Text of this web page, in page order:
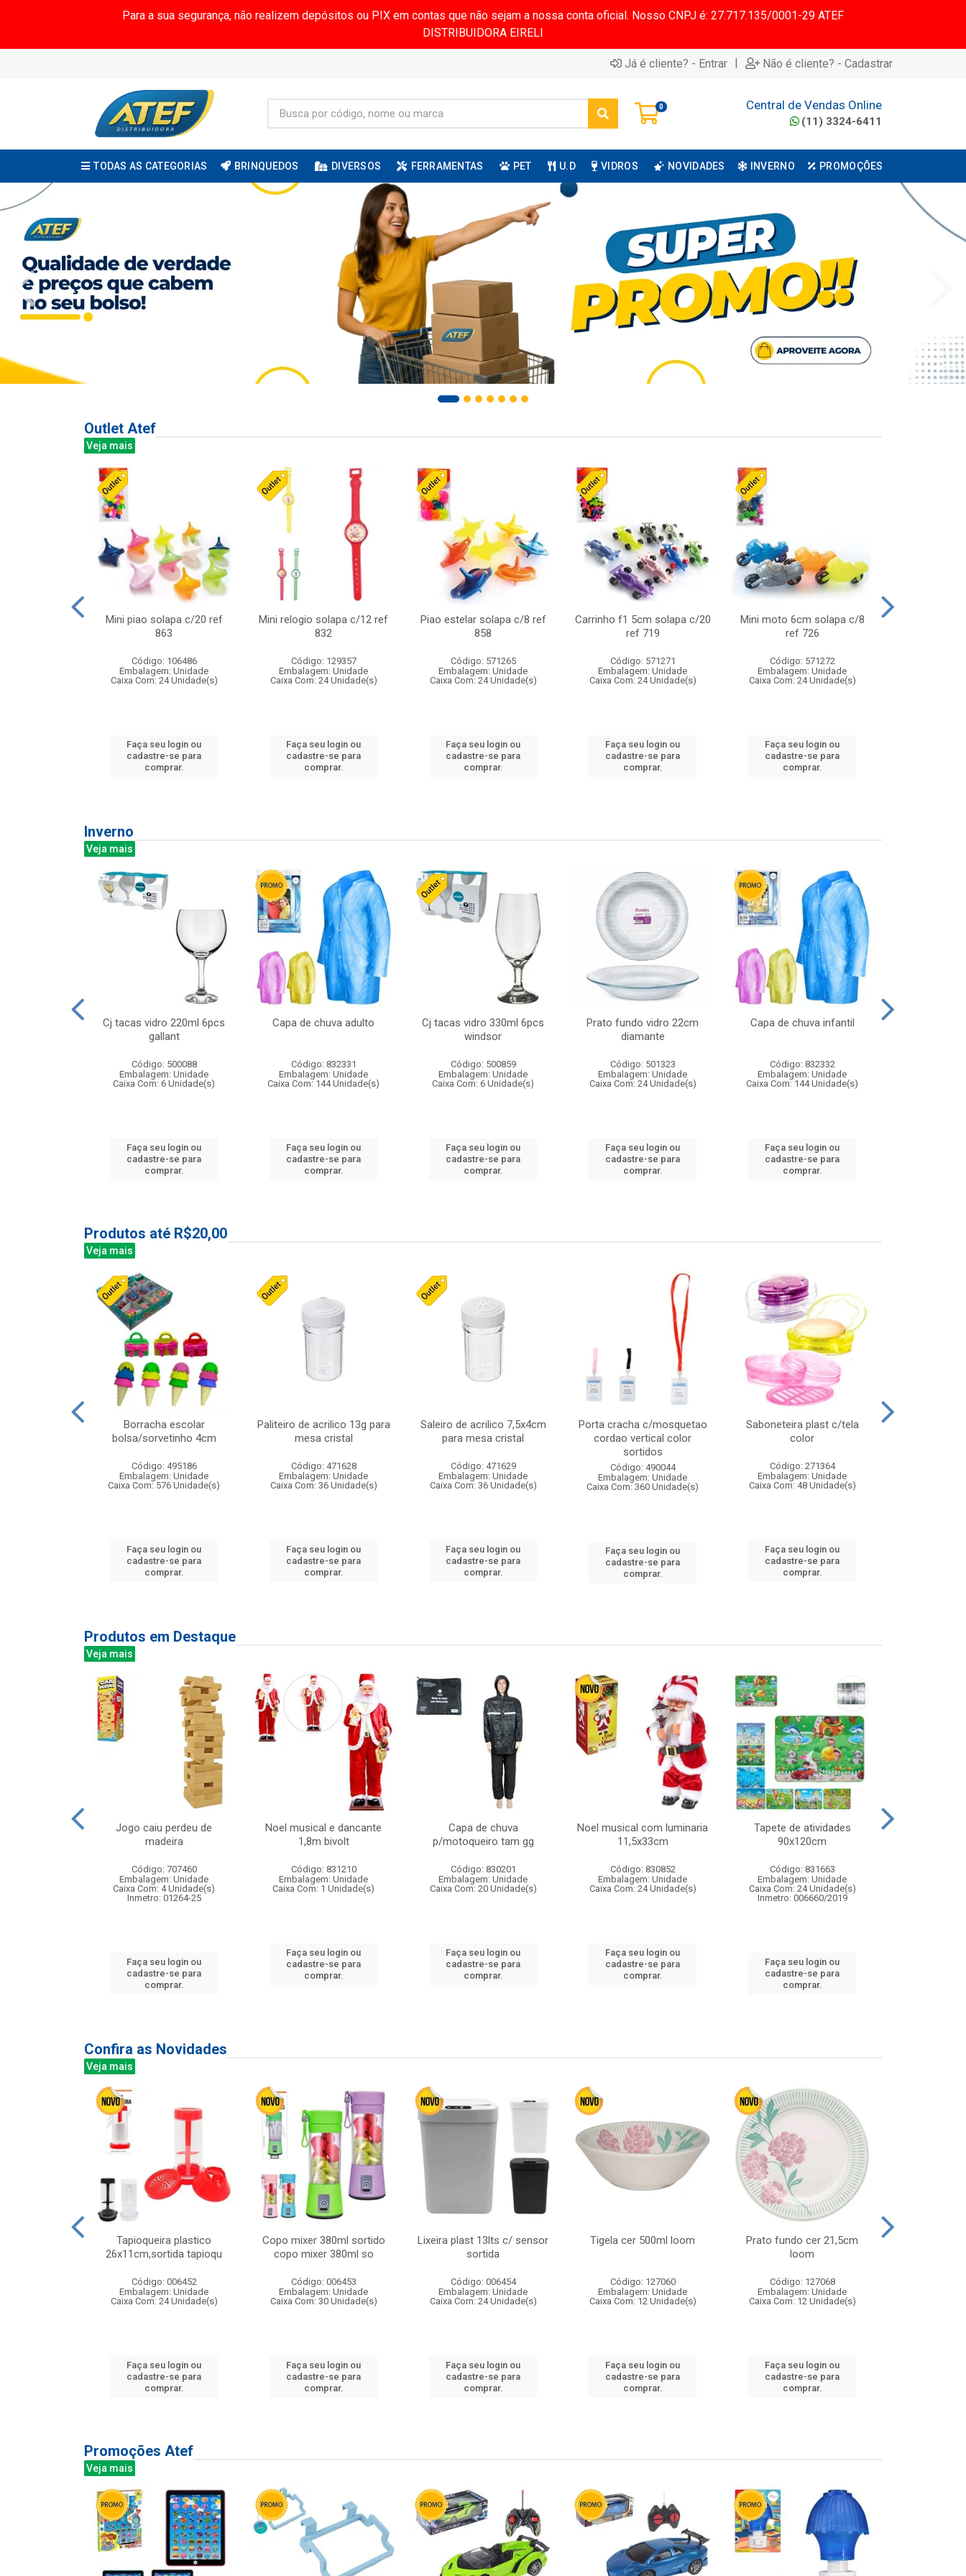
Para a sua segurança, não realizem depósitos ou PIX em contas que não sejam a nossa conta oficial. Nosso CNPJ é: 27.717.135/0001-29 ATEF
DISTRIBUIDORA EIRELI
Já é cliente? - Entrar | Não é cliente? - Cadastrar
0 Central de Vendas Online
(11) 3324-6411
TODAS AS CATEGORIAS BRINQUEDOS DIVERSOS FERRAMENTAS PET U.D VIDROS NOVIDADES INVERNO PROMOÇÕES
Outlet Atef
Veja mais
Mini piao solapa c/20 ref
863
Código: 106486
Embalagem: Unidade
Caixa Com: 24 Unidade(s)
Faça seu login ou
cadastre-se para
comprar.
Mini relogio solapa c/12 ref
832
Código: 129357
Embalagem: Unidade
Caixa Com: 24 Unidade(s)
Faça seu login ou
cadastre-se para
comprar.
Piao estelar solapa c/8 ref
858
Código: 571265
Embalagem: Unidade
Caixa Com: 24 Unidade(s)
Faça seu login ou
cadastre-se para
comprar.
Carrinho f1 5cm solapa c/20
ref 719
Código: 571271
Embalagem: Unidade
Caixa Com: 24 Unidade(s)
Faça seu login ou
cadastre-se para
comprar.
Mini moto 6cm solapa c/8
ref 726
Código: 571272
Embalagem: Unidade
Caixa Com: 24 Unidade(s)
Faça seu login ou
cadastre-se para
comprar.
Inverno
Veja mais
Cj tacas vidro 220ml 6pcs
gallant
Código: 500088
Embalagem: Unidade
Caixa Com: 6 Unidade(s)
Faça seu login ou
cadastre-se para
comprar.
Capa de chuva adulto
Código: 832331
Embalagem: Unidade
Caixa Com: 144 Unidade(s)
Faça seu login ou
cadastre-se para
comprar.
Cj tacas vidro 330ml 6pcs
windsor
Código: 500859
Embalagem: Unidade
Caixa Com: 6 Unidade(s)
Faça seu login ou
cadastre-se para
comprar.
Prato fundo vidro 22cm
diamante
Código: 501323
Embalagem: Unidade
Caixa Com: 24 Unidade(s)
Faça seu login ou
cadastre-se para
comprar.
Capa de chuva infantil
Código: 832332
Embalagem: Unidade
Caixa Com: 144 Unidade(s)
Faça seu login ou
cadastre-se para
comprar.
Produtos até R$20,00
Veja mais
Borracha escolar
bolsa/sorvetinho 4cm
Código: 495186
Embalagem: Unidade
Caixa Com: 576 Unidade(s)
Faça seu login ou
cadastre-se para
comprar.
Paliteiro de acrilico 13g para
mesa cristal
Código: 471628
Embalagem: Unidade
Caixa Com: 36 Unidade(s)
Faça seu login ou
cadastre-se para
comprar.
Saleiro de acrilico 7,5x4cm
para mesa cristal
Código: 471629
Embalagem: Unidade
Caixa Com: 36 Unidade(s)
Faça seu login ou
cadastre-se para
comprar.
Porta cracha c/mosquetao
cordao vertical color
sortidos
Código: 490044
Embalagem: Unidade
Caixa Com: 360 Unidade(s)
Faça seu login ou
cadastre-se para
comprar.
Saboneteira plast c/tela
color
Código: 271364
Embalagem: Unidade
Caixa Com: 48 Unidade(s)
Faça seu login ou
cadastre-se para
comprar.
Produtos em Destaque
Veja mais
Jogo caiu perdeu de
madeira
Código: 707460
Embalagem: Unidade
Caixa Com: 4 Unidade(s)
Inmetro: 01264-25
Faça seu login ou
cadastre-se para
comprar.
Noel musical e dancante
1,8m bivolt
Código: 831210
Embalagem: Unidade
Caixa Com: 1 Unidade(s)
Faça seu login ou
cadastre-se para
comprar.
Capa de chuva
p/motoqueiro tam gg
Código: 830201
Embalagem: Unidade
Caixa Com: 20 Unidade(s)
Faça seu login ou
cadastre-se para
comprar.
Noel musical com luminaria
11,5x33cm
Código: 830852
Embalagem: Unidade
Caixa Com: 24 Unidade(s)
Faça seu login ou
cadastre-se para
comprar.
Tapete de atividades
90x120cm
Código: 831663
Embalagem: Unidade
Caixa Com: 24 Unidade(s)
Inmetro: 006660/2019
Faça seu login ou
cadastre-se para
comprar.
Confira as Novidades
Veja mais
Tapioqueira plastico
26x11cm,sortida tapioqu
Código: 006452
Embalagem: Unidade
Caixa Com: 24 Unidade(s)
Faça seu login ou
cadastre-se para
comprar.
Copo mixer 380ml sortido
copo mixer 380ml so
Código: 006453
Embalagem: Unidade
Caixa Com: 30 Unidade(s)
Faça seu login ou
cadastre-se para
comprar.
Lixeira plast 13lts c/ sensor
sortida
Código: 006454
Embalagem: Unidade
Caixa Com: 24 Unidade(s)
Faça seu login ou
cadastre-se para
comprar.
Tigela cer 500ml loom
Código: 127060
Embalagem: Unidade
Caixa Com: 12 Unidade(s)
Faça seu login ou
cadastre-se para
comprar.
Prato fundo cer 21,5cm
loom
Código: 127068
Embalagem: Unidade
Caixa Com: 12 Unidade(s)
Faça seu login ou
cadastre-se para
comprar.
Promoções Atef
Veja mais